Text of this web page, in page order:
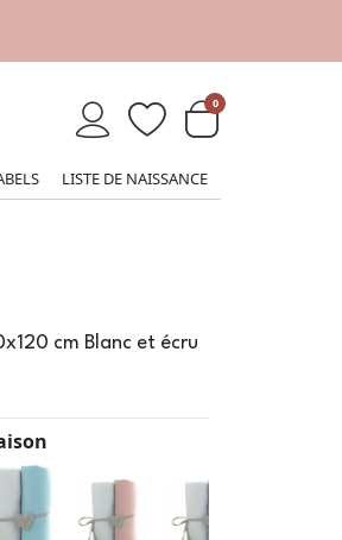
0
LISTE DE NAISSANCE
cm Blanc et écru